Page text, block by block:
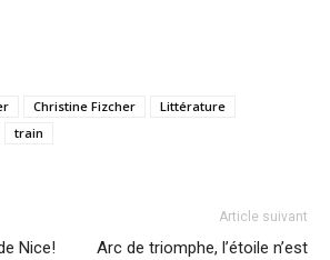
Christine Fizcher
Littérature
train
Nice!
Article suivant
Arc de triomphe, l’étoile n’est